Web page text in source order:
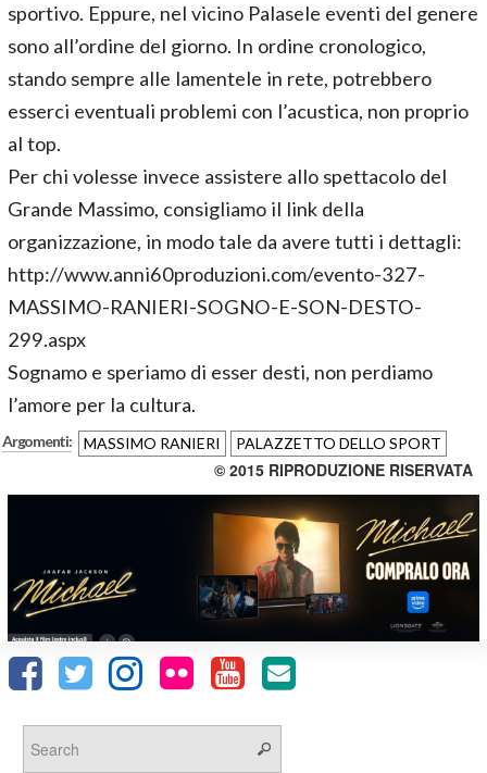
sportivo. Eppure, nel vicino Palasele eventi del genere
sono all’ordine del giorno. In ordine cronologico,
stando sempre alle lamentele in rete, potrebbero
esserci eventuali problemi con l’acustica, non proprio
al top.
Per chi volesse invece assistere allo spettacolo del
Grande Massimo, consigliamo il link della
organizzazione, in modo tale da avere tutti i dettagli:
http://www.anni60produzioni.com/evento-327-
MASSIMO-RANIERI-SOGNO-E-SON-DESTO-
299.aspx
Sognamo e speriamo di esser desti, non perdiamo
l’amore per la cultura.
Argomenti: MASSIMO RANIERI PALAZZETTO DELLO SPORT
© 2015 RIPRODUZIONE RISERVATA